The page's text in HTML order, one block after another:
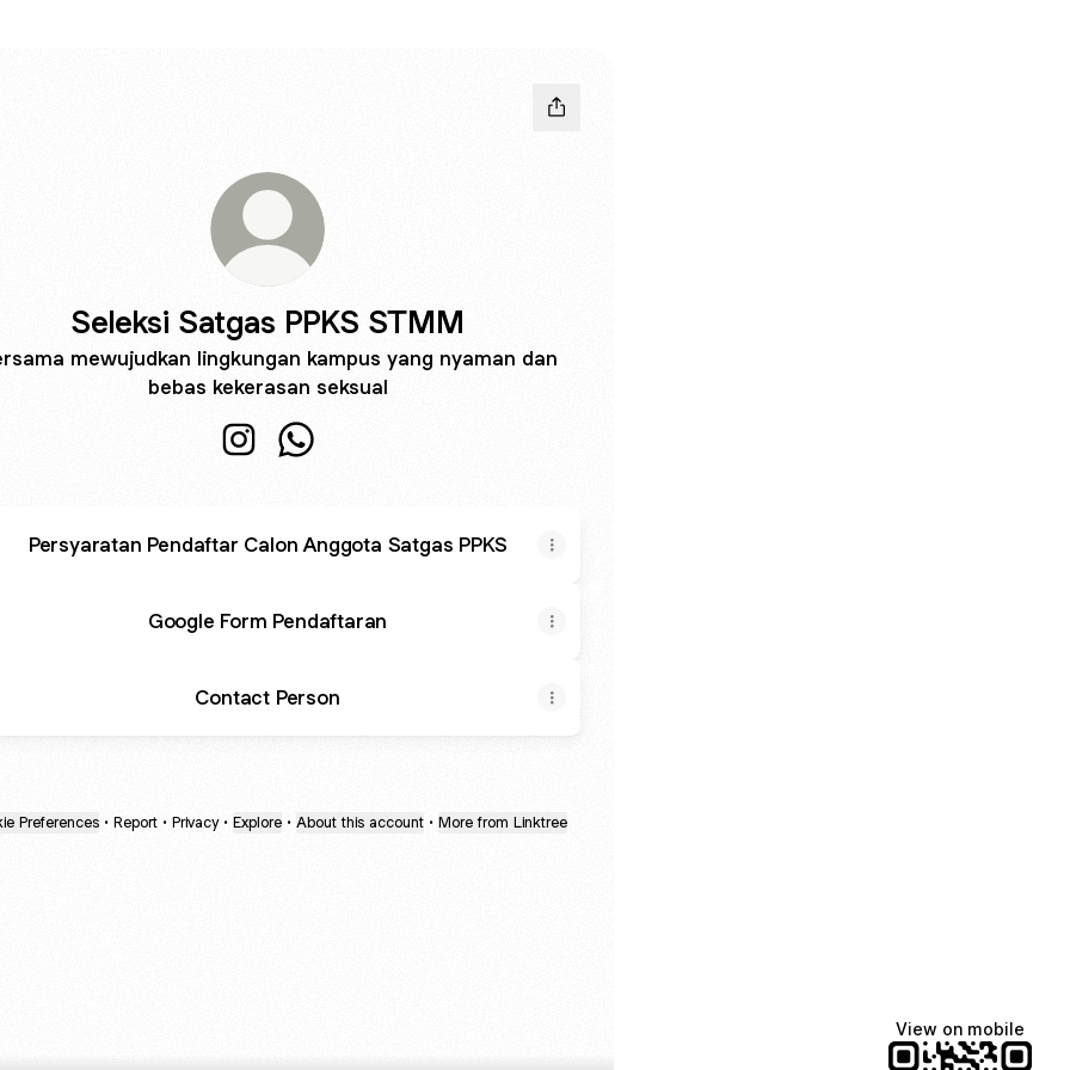
Seleksi Satgas PPKS STMM
mewujudkan lingkungan kampus yang nyaman dan
bebas kekerasan seksual
Persyaratan Pendaftar Calon Anggota Satgas PPKS
Google Form Pendaftaran
Contact Person
Preferences • Report • Privacy • Explore • About this account • More from Linktree
View on mobile